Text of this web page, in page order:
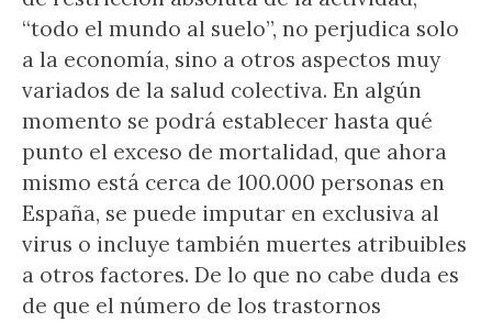
“todo el mundo al suelo”, no perjudica solo
a la economía, sino a otros aspectos muy
variados de la salud colectiva. En algún
momento se podrá establecer hasta qué
punto el exceso de mortalidad, que ahora
mismo está cerca de 100.000 personas en
España, se puede imputar en exclusiva al
virus o incluye también muertes atribuibles
a otros factores. De lo que no cabe duda es
de que el número de los trastornos